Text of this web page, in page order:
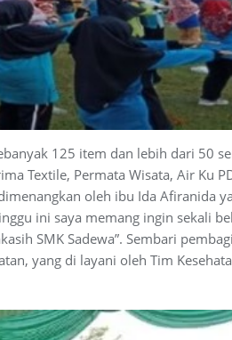
125 item dan lebih dari 50
Textile, Permata Wisata, Air Ku
oleh ibu Ida Afiranida
ini saya memang ingin sekali
SMK Sadewa”. Sembari
yang di layani oleh Tim